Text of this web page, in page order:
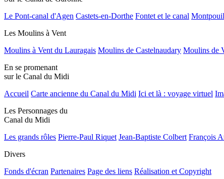
Le Pont-canal d'Agen Castets-en-Dorthe Fontet et le canal
Les Moulins à Vent
Moulins à Vent du Lauragais Moulins de Castelnaudary Moulins de
En se promenant
sur le Canal du Midi
Accueil Carte ancienne du Canal du Midi Ici et là : voyage virtuel
Les Personnages du
Canal du Midi
Les grands rôles Pierre-Paul Riquet Jean-Baptiste Colbert François
Divers
Fonds d'écran Partenaires Page des liens Réalisation et Copyright